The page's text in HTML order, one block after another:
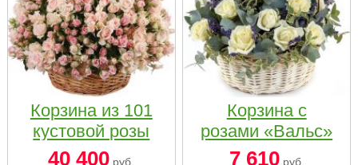
Корзина из 101
кустовой розы
нежных тонов
40 400 руб.
Корзина с
розами «Вальс»
7 610руб.